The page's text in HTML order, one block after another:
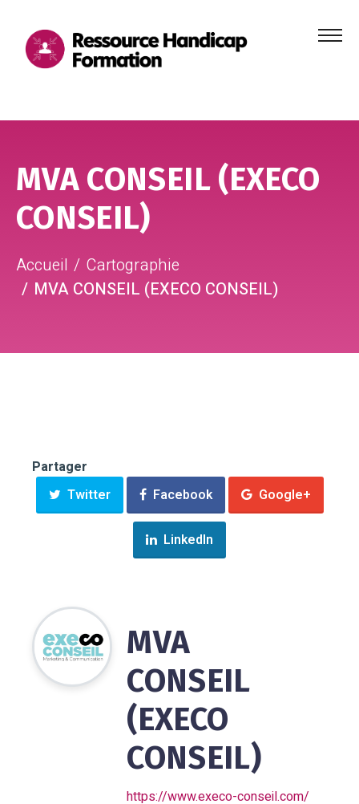
Menu
MVA CONSEIL (EXECO
CONSEIL)
Accueil
Cartographie
MVA CONSEIL (EXECO CONSEIL)
Partager
Twitter
Facebook Google+
LinkedIn
MVA
CONSEIL
(EXECO
CONSEIL)
https://www.execo-conseil.com/